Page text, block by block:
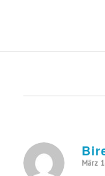
März